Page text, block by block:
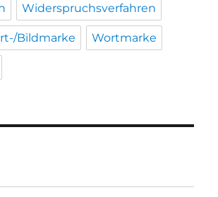
Widerspruchsverfahren
Bildmarke Wortmarke